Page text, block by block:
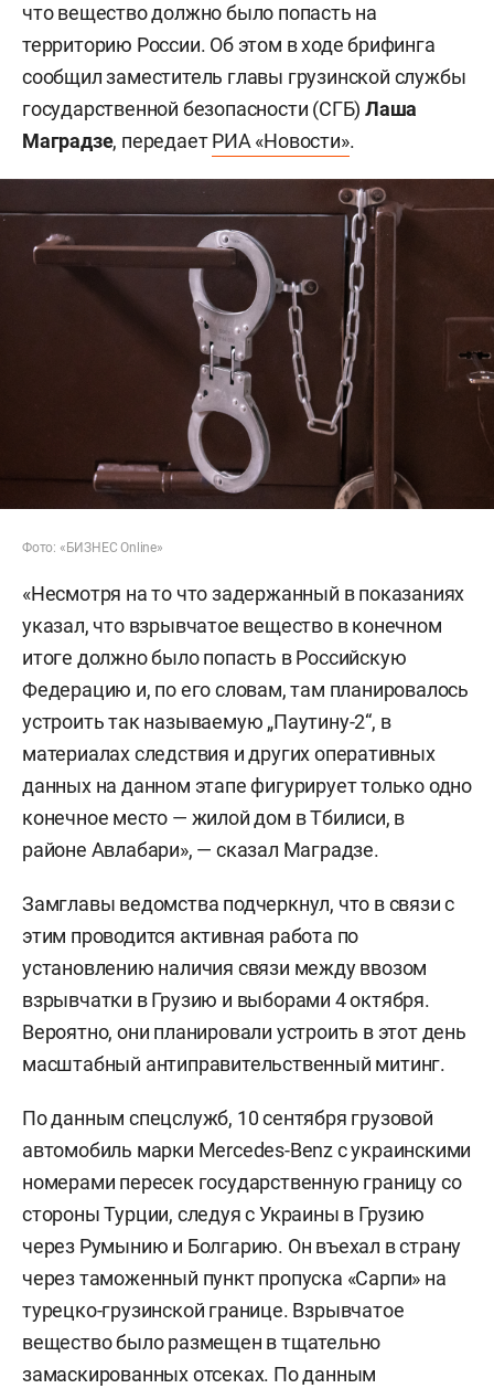
что вещество должно было попасть на
территорию России. Об этом в ходе брифинга
сообщил заместитель главы грузинской службы
государственной безопасности (СГБ) Лаша
Маградзе, передаетРИА «Новости».
Фото: «БИЗНЕС Online»
«Несмотря на то что задержанный в показаниях
указал, что взрывчатое вещество в конечном
итоге должно было попасть в Российскую
Федерацию и, по его словам, там планировалось
устроить так называемую „Паутину-2“, в
материалах следствия и других оперативных
данных на данном этапе фигурирует только одно
конечное место — жилой дом в Тбилиси, в
районе Авлабари», — сказал Маградзе.
Замглавы ведомства подчеркнул, что в связи с
этим проводится активная работа по
установлению наличия связи между ввозом
взрывчатки в Грузию и выборами 4 октября.
Вероятно, они планировали устроить в этот день
масштабный антиправительственный митинг.
По данным спецслужб, 10 сентября грузовой
автомобиль марки Mercedes-Benz с украинскими
номерами пересек государственную границу со
стороны Турции, следуя с Украины в Грузию
через Румынию и Болгарию. Он въехал в страну
через таможенный пункт пропуска «Сарпи» на
турецко-грузинской границе. Взрывчатое
вещество было размещен в тщательно
замаскированных отсеках. По данным